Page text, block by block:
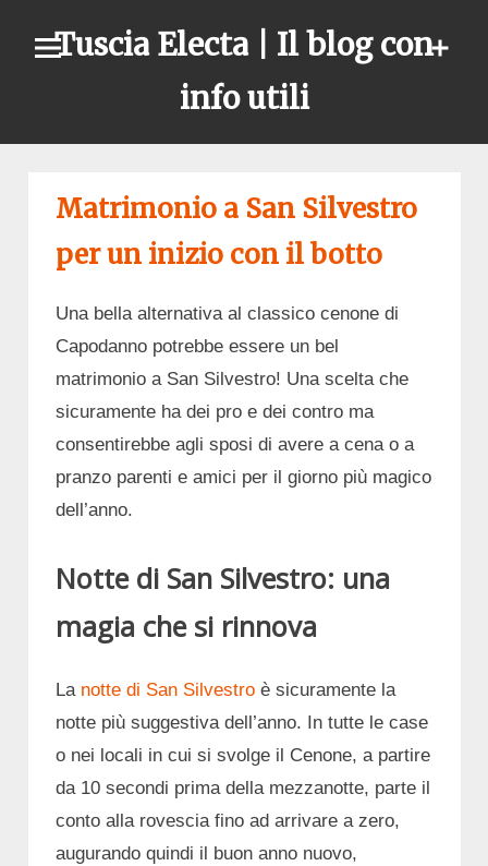
Tuscia Electa | Il blog con
info utili
Matrimonio a San Silvestro
per un inizio con il botto
Una bella alternativa al classico cenone di
Capodanno potrebbe essere un bel
matrimonio a San Silvestro! Una scelta che
sicuramente ha dei pro e dei contro ma
consentirebbe agli sposi di avere a cena o a
pranzo parenti e amici per il giorno più magico
dell’anno.
Notte di San Silvestro: una
magia che si rinnova
La notte di San Silvestro è sicuramente la
notte più suggestiva dell’anno. In tutte le case
o nei locali in cui si svolge il Cenone, a partire
da 10 secondi prima della mezzanotte, parte il
conto alla rovescia fino ad arrivare a zero,
augurando quindi il buon anno nuovo,